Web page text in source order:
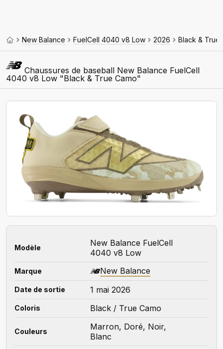
New Balance FuelCell 4040 v8 Low 2026 Black & True
Chaussures de baseball New Balance FuelCell
4040 v8 Low "Black & True Camo"
Modèle
New Balance FuelCell
4040 v8 Low
Marque New Balance
Date de sortie 1 mai 2026
Coloris Black / True Camo
Couleurs
Marron, Doré, Noir,
Blanc